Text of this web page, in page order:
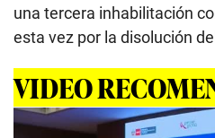
una tercera inhabilitación
esta vez por la disolución
VIDEO